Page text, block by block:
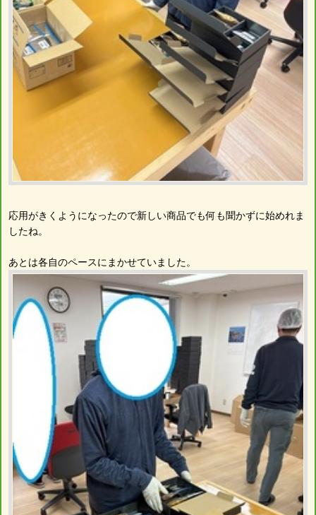
応用がきくようになったので新しい商品でも何も聞かずに始めれま
したね。
あとは各自のペースにまかせていました。